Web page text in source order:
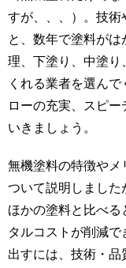
すが、、、）。技術
と、数年で塗料が
理、下塗り、中塗り
くれる業者を選ん
ローの充実、スピ
いきましょう。
無機塗料の特徴やメ
ついて説明しました
ほかの塗料と比べ
タルコストが削減
出すには、技術・